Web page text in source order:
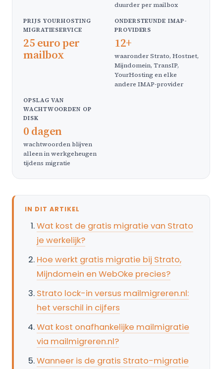
duurder per mailbox
PRIJS YOURHOSTING
MIGRATIESERVICE
25 euro per
mailbox
ONDERSTEUNDE IMAP-
PROVIDERS
12+
waaronder Strato, Hostnet,
Mijndomein, TransIP,
YourHosting en elke
andere IMAP-provider
OPSLAG VAN
WACHTWOORDEN OP
DISK
0 dagen
wachtwoorden blijven
alleen in werkgeheugen
tijdens migratie
IN DIT ARTIKEL
Wat kost de gratis migratie van Strato
je werkelijk?
Hoe werkt gratis migratie bij Strato,
Mijndomein en WebOke precies?
Strato lock-in versus mailmigreren.nl:
het verschil in cijfers
Wat kost onafhankelijke mailmigratie
via mailmigreren.nl?
Wanneer is de gratis Strato-migratie